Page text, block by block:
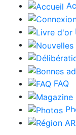
FAQ